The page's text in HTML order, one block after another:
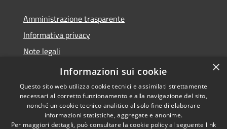
Amministrazione trasparente
Informativa privacy
Note legali
Dichiarazione di accessibilità
Copyright © 2026 • Comune di
×
Informazioni sui cookie
Questo sito web utilizza cookie tecnici e assimilati strettamente
necessari al corretto funzionamento e alla navigazione del sito,
nonché un cookie tecnico analitico al solo fine di elaborare
informazioni statistiche, aggregate e anonime.
Per maggiori dettagli, può consultare la cookie policy al seguente link